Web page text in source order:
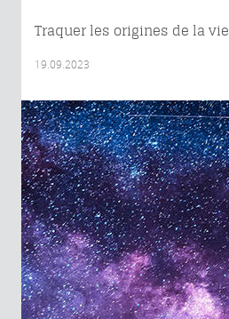
Traquer les origines de la vie
19.09.2023